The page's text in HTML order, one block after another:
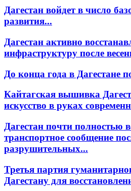
Дагестан войдет в число
развития...
Дагестан активно
инфраструктуру после
До конца года в Дагестане
Кайтагская вышивка
искусство в руках
Дагестан почти полностью
транспортное сообщение
разрушительных...
Третья партия
Дагестану для